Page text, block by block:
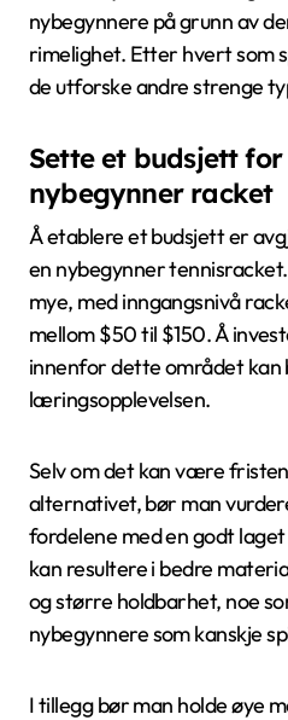
nybegynnere på grunn av
rimelighet. Etter hvert som
de utforske andre strenge
Sette et budsjett
nybegynner racket
Å etablere et budsjett er
en nybegynner
mye, med inngangsnivå
mellom $50 til $150. Å
innenfor dette området kan
læringsopplevelsen.
Selv om det kan være
alternativet, bør man
fordelene med en godt
kan resultere i bedre
og større holdbarhet, noe
nybegynnere som kanskje
I tillegg bør man holde øye